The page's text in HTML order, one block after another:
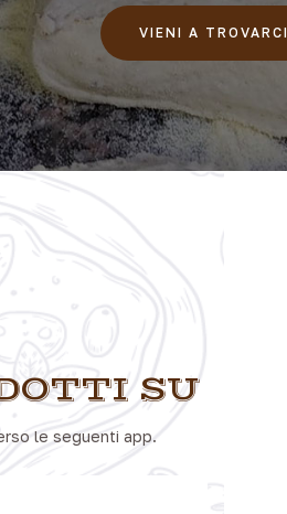
VIENI A TROVARCI
SU
le seguenti app.